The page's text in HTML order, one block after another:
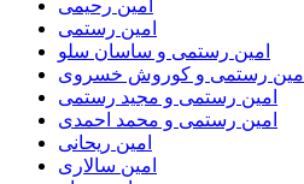
امین رحیمی
امین رستمی
امین رستمی و ساسان سلو
امین رستمی و کوروش خسروی
امین رستمی و مجید رستمی
امین رستمی و محمد احمدی
امین ریحانی
امین سالاری